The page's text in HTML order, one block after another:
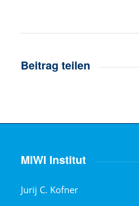
Beitrag teilen
MIWI Institut
Jurij C. Kofner